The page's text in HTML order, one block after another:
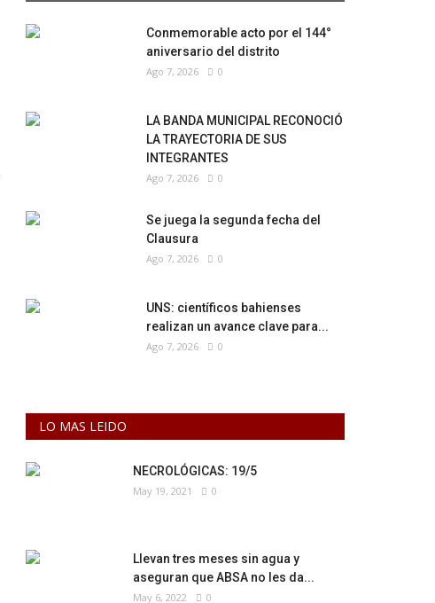
Conmemorable acto por el 144°
aniversario del distrito
Ago 7, 2026 0
LA BANDA MUNICIPAL RECONOCIÓ
LA TRAYECTORIA DE SUS
INTEGRANTES
Ago 7, 2026 0
Se juega la segunda fecha del
Clausura
Ago 7, 2026 0
UNS: científicos bahienses
realizan un avance clave para...
Ago 7, 2026 0
LO MAS LEIDO
NECROLÓGICAS: 19/5
May 19, 2021 0
Llevan tres meses sin agua y
aseguran que ABSA no les da...
May 6, 2022 0